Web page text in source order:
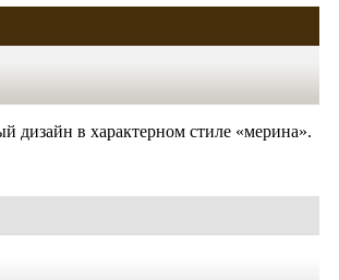
дизайн в характерном стиле «мерина».